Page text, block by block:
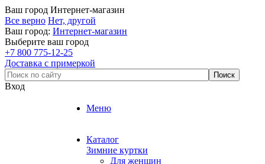
Ваш город Интернет-магазин
Все верно Нет, другой
Ваш город: Интернет-магазин
Выберите ваш город
+7 800 775-12-25
Доставка с примеркой
Вход
Меню
Каталог
Зимние куртки
Для женщин